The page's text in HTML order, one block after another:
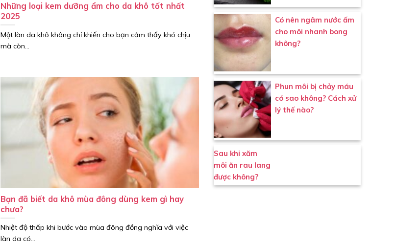
Những loại kem dưỡng ẩm cho da khô tốt nhất
2025
Một làn da khô không chỉ khiến cho bạn cảm thấy khó chịu
mà còn...
Bạn đã biết da khô mùa đông dùng kem gì hay
chưa?
Nhiệt độ thấp khi bước vào mùa đông đồng nghĩa với việc
làn da có...
Có nên ngâm nước ấm
cho môi nhanh bong
không?
Phun môi bị chảy máu
có sao không? Cách xử
lý thế nào?
Sau khi xăm
môi ăn rau lang
được không?